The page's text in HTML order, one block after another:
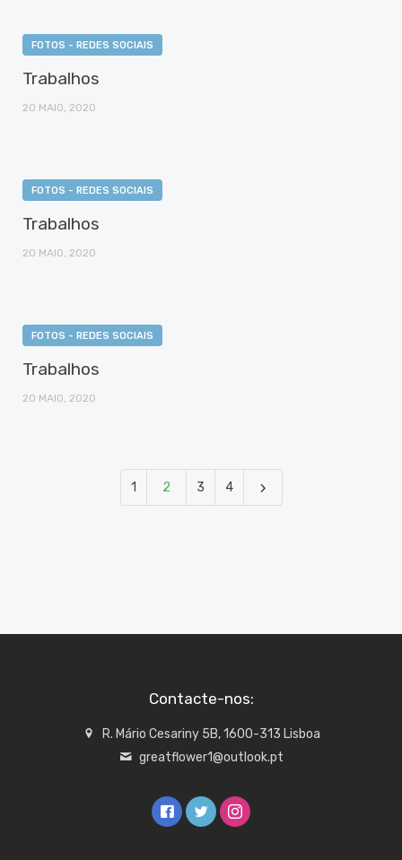
FOTOS - REDES SOCIAIS
Trabalhos
20 MAIO, 2020
FOTOS - REDES SOCIAIS
Trabalhos
20 MAIO, 2020
FOTOS - REDES SOCIAIS
Trabalhos
20 MAIO, 2020
1 2 3 4
Contacte-nos:
R. Mário Cesariny 5B, 1600-313 Lisboa
greatflower1@outlook.pt